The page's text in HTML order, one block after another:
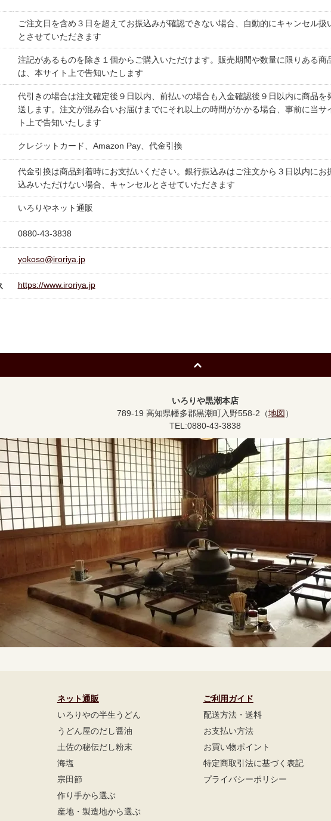
ご注文日を含め３日を超えてお振込みが確認できない場合、自動的にキャンセル扱
とさせていただきます
注記があるものを除き１個からご購入いただけます。販売期間や数量に限りある商
は、本サイト上で告知いたします
代引きの場合は注文確定後９日以内、前払いの場合も入金確認後９日以内に商品を
送します。注文が混み合いお届けまでにそれ以上の時間がかかる場合、事前に当サ
ト上で告知いたします
クレジットカード、Amazon Pay、代金引換
代金引換は商品到着時にお支払いください。銀行振込みはご注文から３日以内にお
込みいただけない場合、キャンセルとさせていただきます
いろりやネット通販
0880-43-3838
yokoso@iroriya.jp
https://www.iroriya.jp
いろりや黒潮本店
789-19 高知県幡多郡黒潮町入野558-2（地図 ）
TEL:0880-43-3838
ネット通販
いろりやの半生うどん
うどん屋のだし醤油
土佐の秘伝だし粉末
海塩
宗田節
作り手から選ぶ
産地・製造地から選ぶ
ご利用ガイド
配送方法・送料
お支払い方法
お買い物ポイント
特定商取引法に基づく表記
プライバシーポリシー